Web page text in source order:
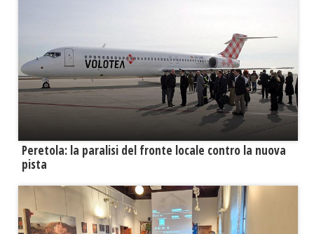
Peretola: la paralisi del fronte locale contro la nuova
pista